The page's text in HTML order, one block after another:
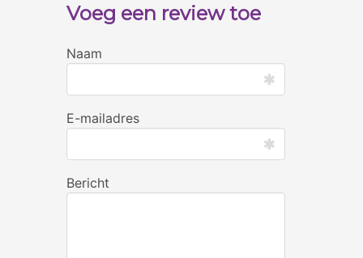
Voeg een review toe
Naam
E-mailadres
Bericht